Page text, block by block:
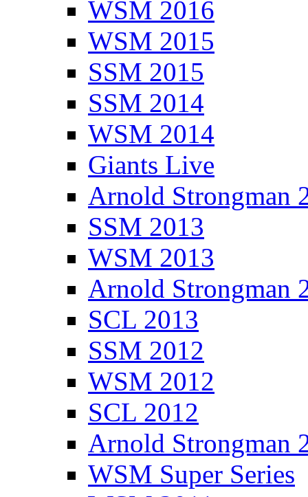
WSM 2016
WSM 2015
SSM 2015
SSM 2014
WSM 2014
Giants Live
Arnold Strongman
SSM 2013
WSM 2013
Arnold Strongman
SCL 2013
SSM 2012
WSM 2012
SCL 2012
Arnold Strongman
WSM Super Series